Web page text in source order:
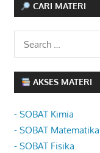
CARI MATERI
AKSES MATERI
- SOBAT Kimia
- SOBAT Matematika
- SOBAT Fisika